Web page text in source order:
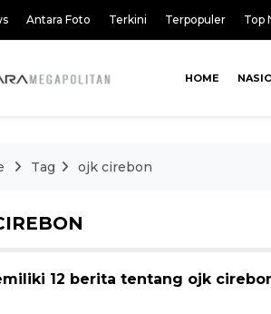
Antara Foto Terkini Terpopuler Top
HOME
Tag ojk cirebon
12 berita tentang ojk